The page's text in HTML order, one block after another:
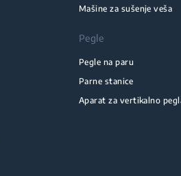
Mašine za sušenje veša
Pegle
Pegle na paru
Parne stanice
Aparat za vertikalno